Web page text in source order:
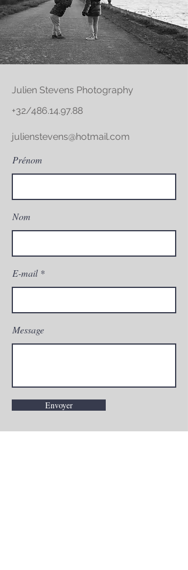
Julien Stevens Photography
+32/486.14.97.88
julienstevens@hotmail.com
Prénom
Nom
E-mail
Message
Envoyer